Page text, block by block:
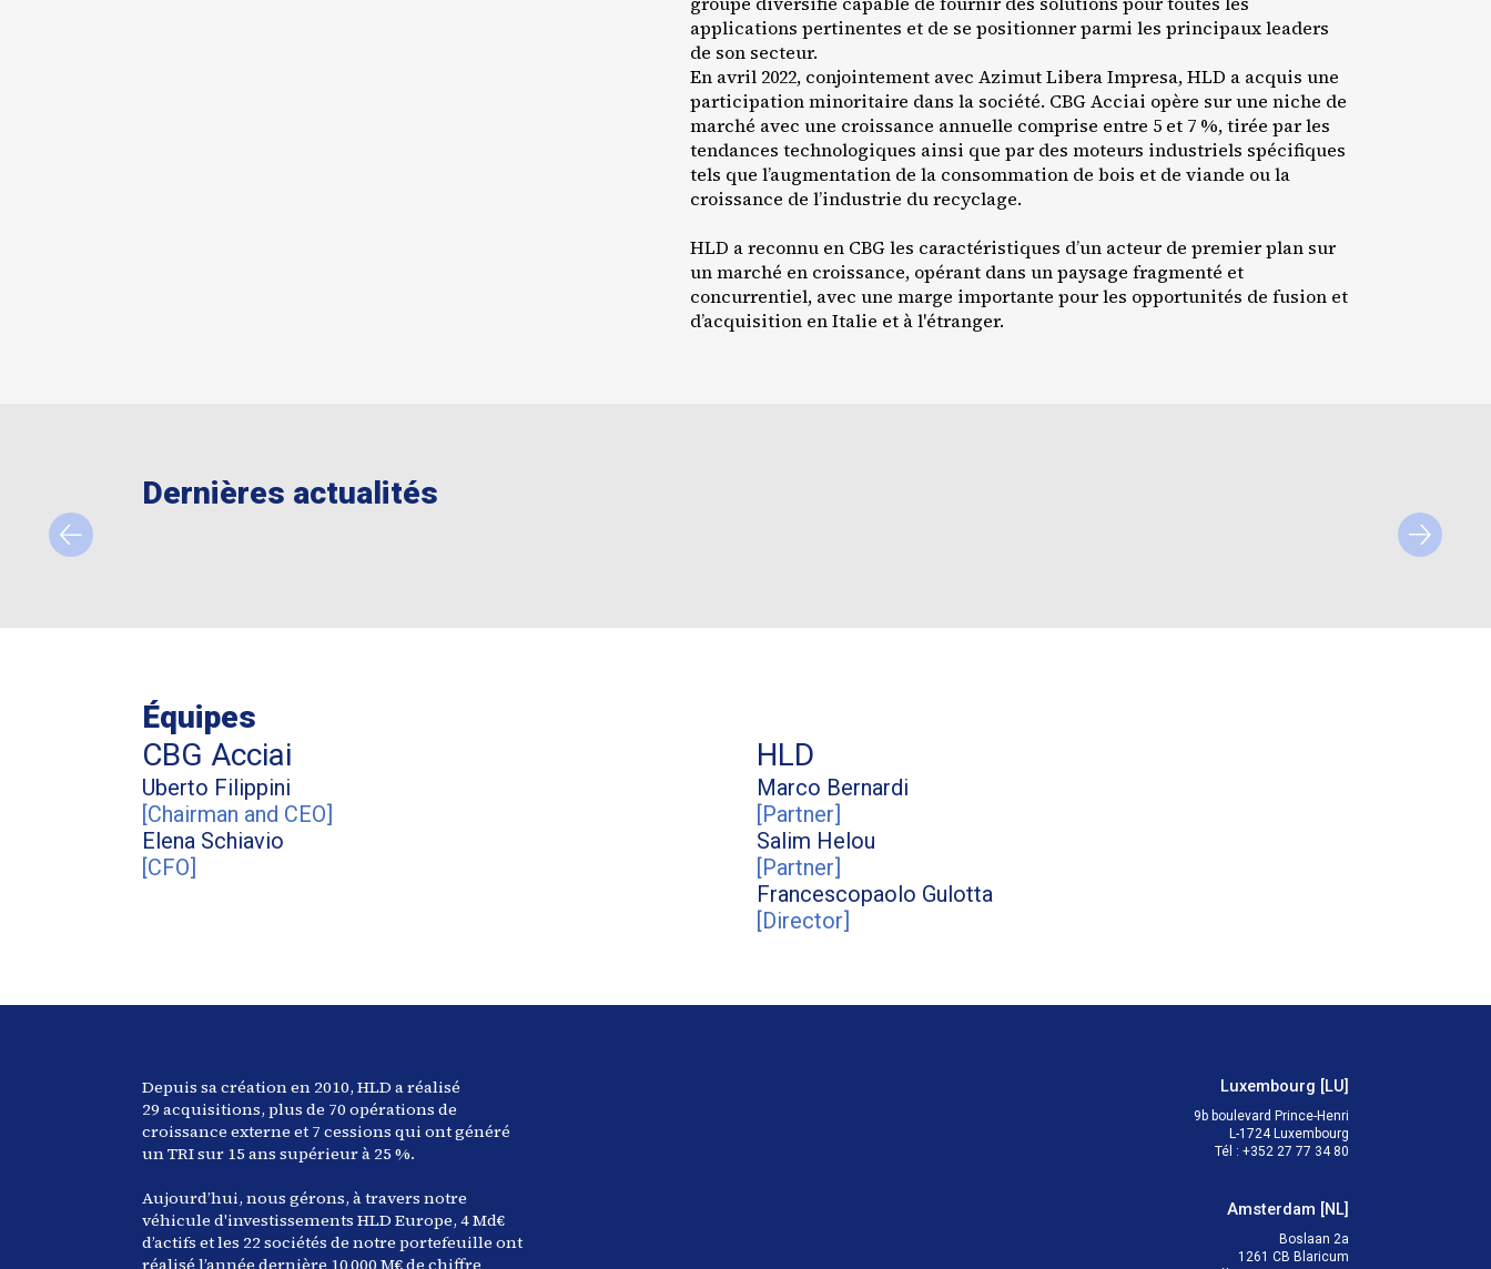
applications pertinentes et de se positionner parmi les principaux leaders
de son secteur.
En avril 2022, conjointement avec Azimut Libera Impresa, HLD a acquis une
participation minoritaire dans la société. CBG Acciai opère sur une niche de
marché avec une croissance annuelle comprise entre 5 et 7 %, tirée par les
tendances technologiques ainsi que par des moteurs industriels spécifiques
tels que l’augmentation de la consommation de bois et de viande ou la
croissance de l’industrie du recyclage.
HLD a reconnu en CBG les caractéristiques d’un acteur de premier plan sur
un marché en croissance, opérant dans un paysage fragmenté et
concurrentiel, avec une marge importante pour les opportunités de fusion et
d’acquisition en Italie et à l'étranger.
Dernières actualités
Équipes
CBG Acciai
Uberto Filippini
[Chairman and CEO]
Elena Schiavio
[CFO]
HLD
Marco Bernardi
[Partner]
Salim Helou
[Partner]
Francescopaolo Gulotta
[Director]
Depuis sa création en 2010, HLD a réalisé
29 acquisitions, plus de 70 opérations de
croissance externe et7 cessions qui ont généré
un TRI sur 15 ans supérieur à 25 %.
Aujourd’hui, nous gérons, à travers notre
véhicule d'investissements HLD Europe, 4Md€
d’actifs et les 22 sociétés de notre portefeuille ont
Luxembourg [LU]
9b boulevard Prince-Henri
L-1724 Luxembourg
Tél : +352 27 77 34 80
Amsterdam [NL]
Boslaan 2a
1261 CB Blaricum